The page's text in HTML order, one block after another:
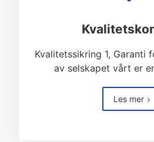
Kvalitetssikring 1, Garanti
av selskapet vårt er
Les mer